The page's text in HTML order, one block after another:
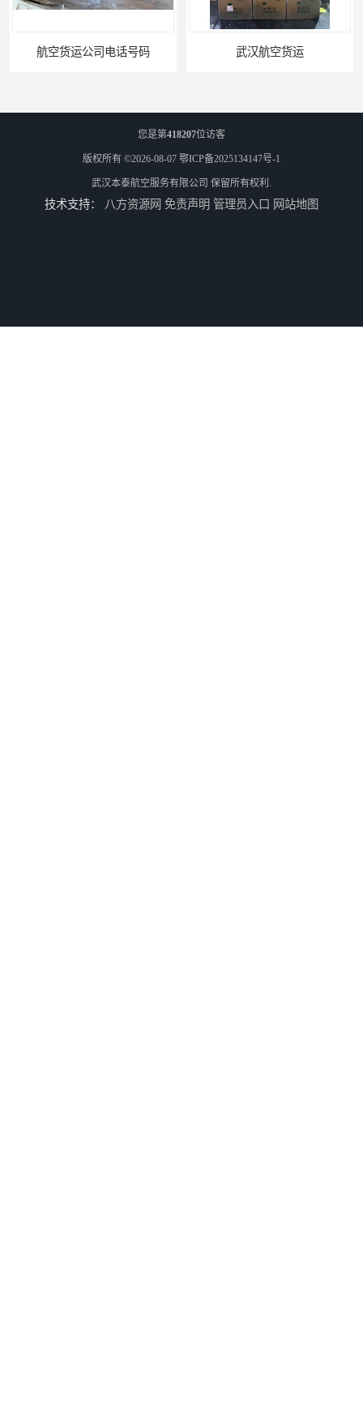
武汉航空货运 文件航空快运
您是第418207位访客
版权所有 ©2026-08-07 鄂ICP备2025134147号-1
武汉本泰航空服务有限公司 保留所有权利.
技术支持： 八方资源网 免责声明 管理员入口 网站地图